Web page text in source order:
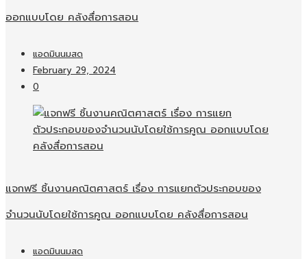
ออกแบบโดย คลังสื่อการสอน
แอดมินนมสด
February 29, 2024
0
แจกฟรี ชิ้นงานคณิตศาสตร์ เรื่อง การแยกตัวประกอบของ
จำนวนนับโดยใช้การคูณ ออกแบบโดย คลังสื่อการสอน
แอดมินนมสด